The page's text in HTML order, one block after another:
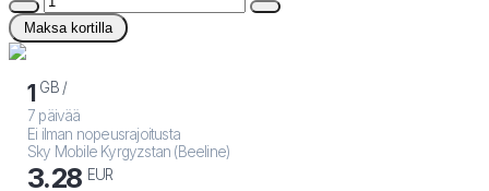
Maksa kortilla
1 GB /
7 päivää
Ei ilman nopeusrajoitusta
Sky Mobile Kyrgyzstan (Beeline)
3.28 EUR